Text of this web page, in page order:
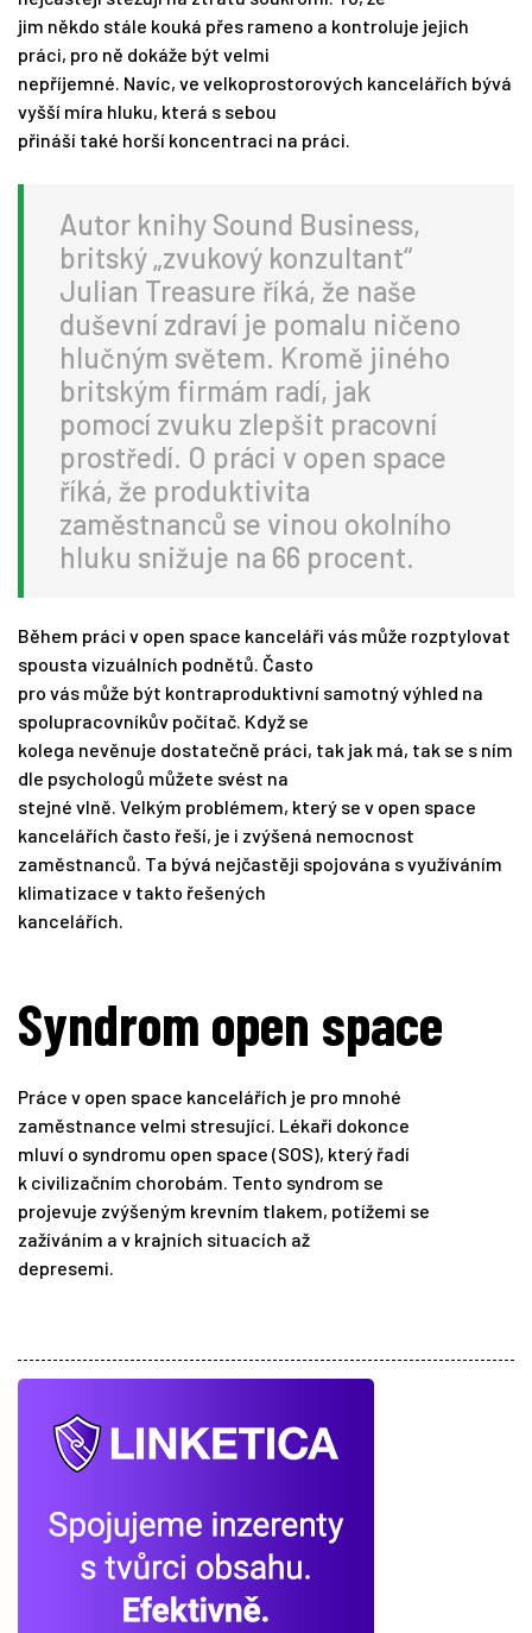
jim někdo stále kouká přes rameno a kontroluje jejich
práci, pro ně dokáže být velmi
nepříjemné. Navíc, ve velkoprostorových kancelářích bývá
vyšší míra hluku, která s sebou
přináší také horší koncentraci na práci.
Autor knihy Sound Business,
britský „zvukový konzultant“
Julian Treasure říká, že naše
duševní zdraví je pomalu ničeno
hlučným světem. Kromě jiného
britským firmám radí, jak
pomocí zvuku zlepšit pracovní
prostředí. O práci v open space
říká, že produktivita
zaměstnanců se vinou okolního
hluku snižuje na 66 procent.
Během práci v open space kanceláři vás může rozptylovat
spousta vizuálních podnětů. Často
pro vás může být kontraproduktivní samotný výhled na
spolupracovníkův počítač. Když se
kolega nevěnuje dostatečně práci, tak jak má, tak se s ním
dle psychologů můžete svést na
stejné vlně. Velkým problémem, který se v open space
kancelářích často řeší, je i zvýšená nemocnost
zaměstnanců. Ta bývá nejčastěji spojována s využíváním
klimatizace v takto řešených
kancelářích.
Syndrom open space
Práce v open space kancelářích je pro mnohé
zaměstnance velmi stresující. Lékaři dokonce
mluví o syndromu open space (SOS), který řadí
k civilizačním chorobám. Tento syndrom se
projevuje zvýšeným krevním tlakem, potížemi se
zažíváním a v krajních situacích až
depresemi.